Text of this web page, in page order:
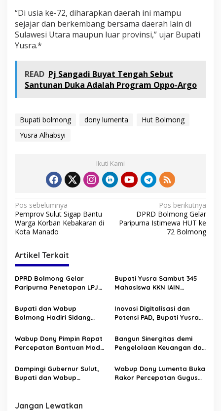
“Di usia ke-72, diharapkan daerah ini mampu
sejajar dan berkembang bersama daerah lain di
Sulawesi Utara maupun luar provinsi,” ujar Bupati
Yusra.*
READ Pj Sangadi Buyat Tengah Sebut
Santunan Duka Adalah Program Oppo-Argo
Bupati bolmong dony lumenta
Hut Bolmong
Yusra Alhabsyi
Ikuti Kami
N
a
v
i
g
a
s
i
p
s
Pos sebelumnya
Pemprov Sulut Sigap Bantu
Warga Korban Kebakaran di
Kota Manado
Pos berikutnya
DPRD Bolmong Gelar
Paripurna Istimewa HUT ke
72 Bolmong
Artikel Terkait
DPRD Bolmong Gelar
Paripurna Penetapan LPJ
Bupati Yusra Sambut 345
Mahasiswa KKN IAIN
Bupati dan Wabup
Bolmong Hadiri Sidang
Peresmian Aula Sion
“Pinogaluman”
Inovasi Digitalisasi dan
Potensi PAD, Bupati Yusra
Wabup Dony Pimpin Rapat
Percepatan Bantuan Modal
Stunting
Bangun Sinergitas demi
Pengelolaan Keuangan dan
Yusra Buka FGD bersama
Kejari Kotamobagu
Dampingi Gubernur Sulut,
Bupati dan Wabup
RI
Wabup Dony Lumenta Buka
Rakor Percepatan Gugus
Jangan Lewatkan